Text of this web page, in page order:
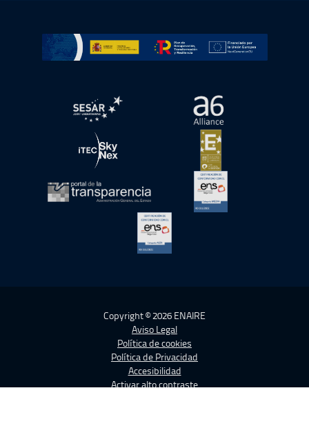
Ir a Plan de Recuperación, Transformación y
abre en ventana nueva abre en ventana
abre en ventana nueva abre en ventana
abre en ventana nueva
Copyright © 2026 ENAIRE
Aviso Legal
Política de cookies
Política de Privacidad
Accesibilidad
Activar alto contraste